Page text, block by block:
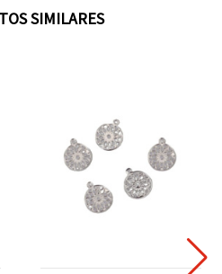
SIMILARES